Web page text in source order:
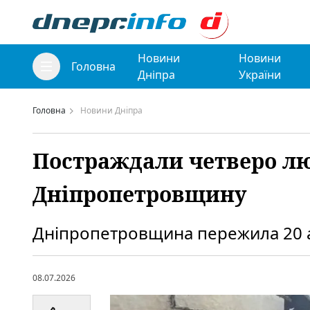
Головна
Новини
Дніпра
Новини
України
Головна Новини Дніпра
Постраждали четверо
Дніпропетровщину
Дніпропетровщина пережила 20
08.07.2026